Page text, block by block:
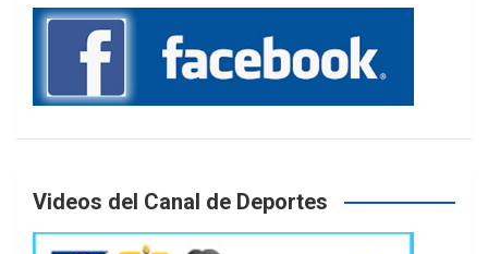
Videos del Canal de Deportes